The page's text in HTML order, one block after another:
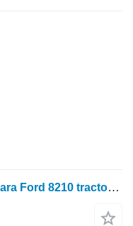
Ring otra pieza de transmisión para Ford 8210 tractor de ruedas